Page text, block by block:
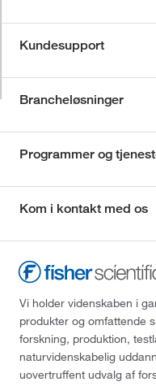
Kundesupport
Brancheløsninger
Programmer og
Kom i kontakt med os
Vi holder videnskaben i
produkter og omfattende
forskning, produktion,
naturvidenskabelig
uovertruffent udvalg af